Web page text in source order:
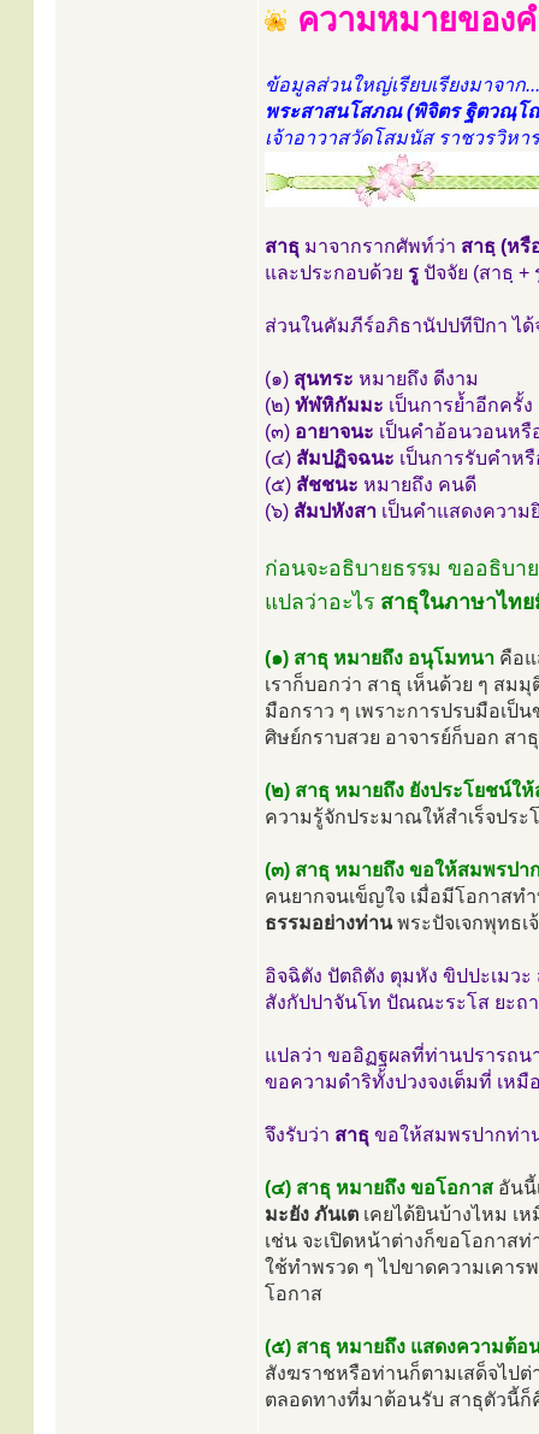
ความหมายของ
ข้อมูลส่วนใหญ่เรียบเรียงมาจาก
พระสาสนโสภณ (พิจิตร ฐิตวณฺโ
เจ้าอาวาสวัดโสมนัส ราชวรวิหา
สาธุ มาจากรากศัพท์ว่า สาธฺ (หรื
และประกอบด้วย รู ปัจจัย (สาธฺ +
ส่วนในคัมภีร์อภิธานัปปทีปิกา ได้
(๑) สุนทระ หมายถึง ดีงาม
(๒) ทัฬหิกัมมะ เป็นการย้ำอีกครั้
(๓) อายาจนะ เป็นคำอ้อนวอนหรื
(๔) สัมปฏิจฉนะ เป็นการรับคำห
(๕) สัชชนะ หมายถึง คนดี
(๖) สัมปหังสา เป็นคำแสดงความ
ก่อนจะอธิบายธรรม ขออธิบา
แปลว่าอะไร สาธุในภาษาไท
(๑) สาธุ หมายถึง อนุโมทนา คือแ
เราก็บอกว่า สาธุ เห็นด้วย ๆ สม
มือกราว ๆ เพราะการปรบมือเป็
ศิษย์กราบสวย อาจารย์ก็บอก ส
(๒) สาธุ หมายถึง ยังประโยชน์ให้
ความรู้จักประมาณให้สำเร็จประ
(๓) สาธุ หมายถึง ขอให้สมพรป
คนยากจนเข็ญใจ เมื่อมีโอกาสท
ธรรมอย่างท่านพระปัจเจกพุทธเ
อิจฉิตัง ปัตถิตัง ตุมหัง ขิปปะเมว
สังกัปปาจันโท ปัณณะระโส ยะถ
แปลว่า ขออิฏฐผลที่ท่านปรารถน
ขอความดำริทั้งปวงจงเต็มที่ เห
จึงรับว่า สาธุ ขอให้สมพรปากท่า
(๔) สาธุ หมายถึง ขอโอกาส อันนี้
มะยัง ภันเต เคยได้ยินบ้างไหม เ
เช่น จะเปิดหน้าต่างก็ขอโอกาส
ใช้ทำพรวด ๆ ไปขาดความเคาร
โอกาส
(๕) สาธุ หมายถึง แสดงความต้อ
สังฆราชหรือท่านก็ตามเสด็จไปต่
ตลอดทางที่มาต้อนรับ สาธุตัวนี้